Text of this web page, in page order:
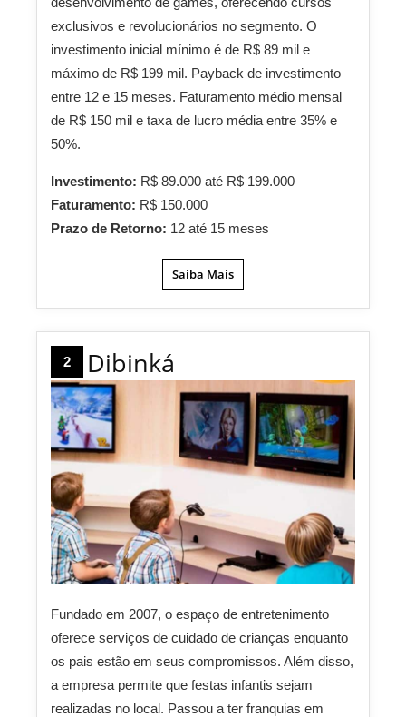
exclusivos e revolucionários no segmento. O
investimento inicial mínimo é de R$ 89 mil e
máximo de R$ 199 mil. Payback de investimento
entre 12 e 15 meses. Faturamento médio mensal
de R$ 150 mil e taxa de lucro média entre 35% e
50%.
Investimento: R$ 89.000 até R$ 199.000
Faturamento: R$ 150.000
Prazo de Retorno: 12 até 15 meses
Saiba Mais
2 Dibinká
Fundado em 2007, o espaço de entretenimento
oferece serviços de cuidado de crianças enquanto
os pais estão em seus compromissos. Além disso,
a empresa permite que festas infantis sejam
realizadas no local. Passou a ter franquias em